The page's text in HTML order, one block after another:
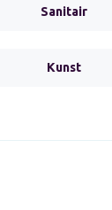
Sanitair
Kunst